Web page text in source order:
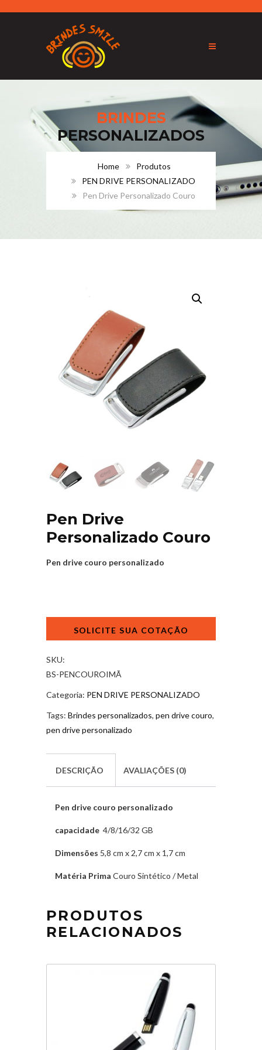
BRINDES
PERSONALIZADOS
Home
Produtos
PEN DRIVE PERSONALIZADO
Pen Drive Personalizado Couro
Pen Drive
Personalizado Couro
Pen drive couro personalizado
Personalizado
quantidade
SKU:
BS-PENCOUROIMÃ
Categoria: PEN DRIVE PERSONALIZADO
Tags: Brindes personalizados, pen drive couro,
pen drive personalizado
DESCRIÇÃO AVALIAÇÕES (0)
Pen drive couro personalizado
capacidade 4/8/16/32 GB
Dimensões 5,8 cm x 2,7 cm x 1,7 cm
Matéria Prima Couro Sintético / Metal
PRODUTOS
RELACIONADOS